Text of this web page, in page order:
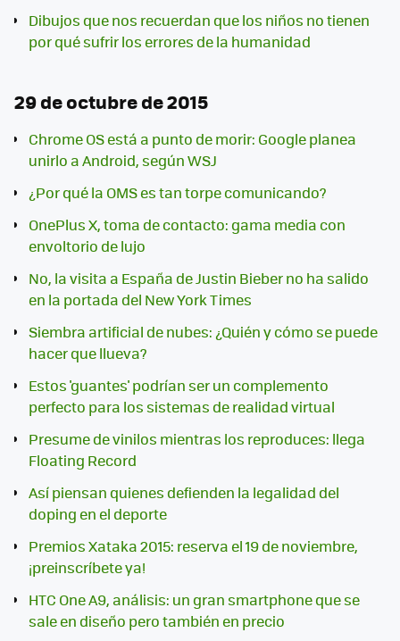
Dibujos que nos recuerdan que los niños no tienen
por qué sufrir los errores de la humanidad
29 de octubre de 2015
Chrome OS está a punto de morir: Google planea
unirlo a Android, según WSJ
¿Por qué la OMS es tan torpe comunicando?
OnePlus X, toma de contacto: gama media con
envoltorio de lujo
No, la visita a España de Justin Bieber no ha salido
en la portada del New York Times
Siembra artificial de nubes: ¿Quién y cómo se puede
hacer que llueva?
Estos 'guantes' podrían ser un complemento
perfecto para los sistemas de realidad virtual
Presume de vinilos mientras los reproduces: llega
Floating Record
Así piensan quienes defienden la legalidad del
doping en el deporte
Premios Xataka 2015: reserva el 19 de noviembre,
¡preinscríbete ya!
HTC One A9, análisis: un gran smartphone que se
sale en diseño pero también en precio